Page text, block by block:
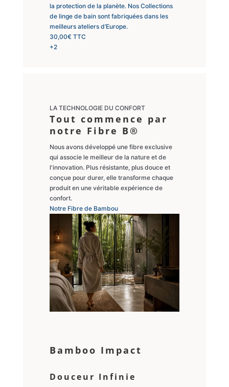
la protection de la planète. Nos Collections
de linge de bain sont fabriquées dans les
meilleurs ateliers d’Europe.
30,00€ TTC
+2
LA TECHNOLOGIE DU CONFORT
Tout commence par
notre Fibre B®
Nous avons développé une fibre exclusive
qui associe le meilleur de la nature et de
l'innovation. Plus résistante, plus douce et
conçue pour durer, elle transforme chaque
produit en une véritable expérience de
confort.
Notre Fibre de Bambou
Bamboo Impact
Douceur Infinie